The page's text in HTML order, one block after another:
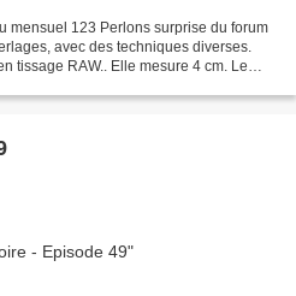
mensuel 123 Perlons surprise du forum
avec des techniques diverses.
tissage RAW.. Elle mesure 4 cm. Le